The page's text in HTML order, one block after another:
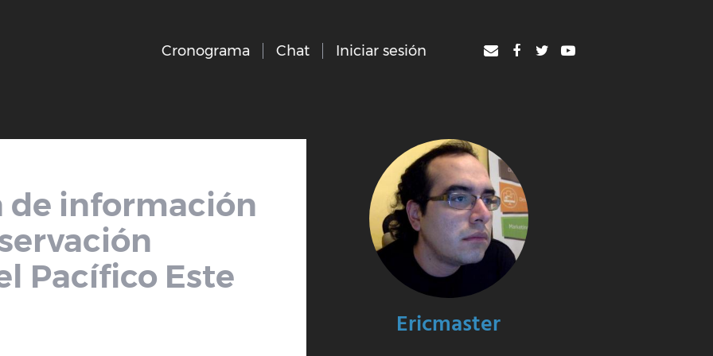
Cronograma Chat Iniciar sesión
de información
Pacífico Este
Ericmaster